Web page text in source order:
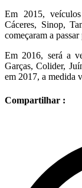
Em 2015,
Cáceres, Sinop,
começaram a
Em 2016, será a
Garças, Colider,
em 2017, a medida
Compartilhar :